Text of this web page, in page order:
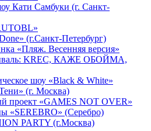
Кати Самбуки (г. Санкт-
(г.Санкт-Петербург)
«Пляж. Весенняя версия»
KREC, КАЖЕ ОБОЙМА,
шоу «Black & White»
(г. Москва)
проект «GAMES NOT OVER»
«SEREBRO» (Серебро)
PARTY (г.Москва)